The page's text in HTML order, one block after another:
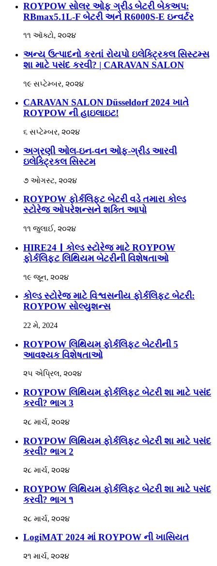
ROYPOW સોલર ઓફ ગ્રીડ બેટરી બેકઅપ:
RBmax5.1L-F બેટરી અને R6000S-E ઇન્વર્ટર
૧૧ ઑક્ટો, ૨૦૨૪
અન્ય ઉત્પાદનો કરતાં રોયપો ઇલેક્ટ્રિકલ સિસ્ટમ્સ
શા માટે પસંદ કરવી? | CARAVAN SALON
૧૯ સપ્ટેમ્બર, ૨૦૨૪
CARAVAN SALON Düsseldorf 2024 ખાતે
ROYPOW ની હાઇલાઇટ!
૬ સપ્ટેમ્બર, ૨૦૨૪
અગ્રણી ઓલ-ઇન-વન ઓફ-ગ્રીડ આરવી
ઇલેક્ટ્રિકલ સિસ્ટમ
૭ ઓગસ્ટ, ૨૦૨૪
ROYPOW ફોર્કલિફ્ટ બેટરી વડે તમારા કોલ્ડ
સ્ટોરેજ ઓપરેશન્સને શક્તિ આપો
૧૧ જુલાઈ, ૨૦૨૪
HIRE24｜કોલ્ડ સ્ટોરેજ માટે ROYPOW
ફોર્કલિફ્ટ લિથિયમ બેટરીની વિશેષતાઓ
૧૯ જૂન, ૨૦૨૪
કોલ્ડ સ્ટોરેજ માટે વિશ્વસનીય ફોર્કલિફ્ટ બેટરી:
ROYPOW સોલ્યુશન્સ
22 મે, 2024
ROYPOW લિથિયમ ફોર્કલિફ્ટ બેટરીની 5
આવશ્યક વિશેષતાઓ
૨૫ એપ્રિલ, ૨૦૨૪
ROYPOW લિથિયમ ફોર્કલિફ્ટ બેટરી શા માટે પસંદ
કરવી? ભાગ 3
૨૮ માર્ચ, ૨૦૨૪
ROYPOW લિથિયમ ફોર્કલિફ્ટ બેટરી શા માટે પસંદ
કરવી? ભાગ 2
૨૮ માર્ચ, ૨૦૨૪
ROYPOW લિથિયમ ફોર્કલિફ્ટ બેટરી શા માટે પસંદ
કરવી? ભાગ ૧
૨૮ માર્ચ, ૨૦૨૪
LogiMAT 2024 માં ROYPOW ની ખાસિયત
૨૧ માર્ચ, ૨૦૨૪